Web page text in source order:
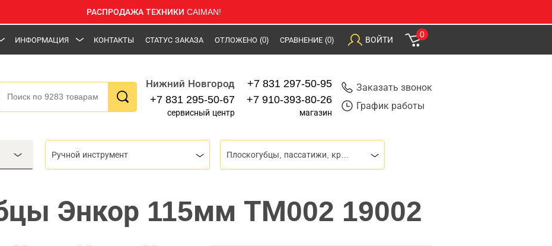
РАСПРОДАЖА ТЕХНИКИ CAIMAN!
ИНФОРМАЦИЯ КОНТАКТЫ СТАТУС ЗАКАЗА ОТЛОЖЕНО (0) СРАВНЕНИЕ (0) ВОЙТИ
0
Нижний Новгород
+7 831 295-50-67
сервисный центр
+7 831 297-50-95
+7 910-393-80-26
магазин
Заказать звонок
График работы
Ручной инструмент Плоскогубцы, пассатижи, круглогубцы
Энкор 115мм ТМ002 19002